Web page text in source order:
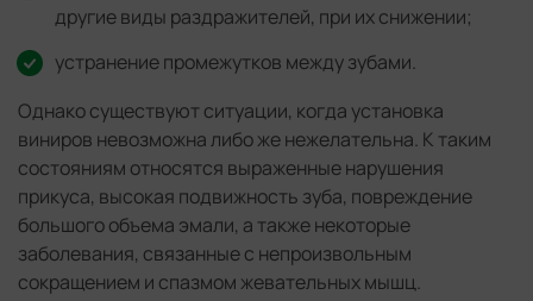
другие виды раздражителей, при их снижении;
устранение промежутков между зубами.
Однако существуют ситуации, когда установка
виниров невозможна либо же нежелательна. К таким
состояниям относятся выраженные нарушения
прикуса, высокая подвижность зуба, повреждение
большого объема эмали, а также некоторые
заболевания, связанные с непроизвольным
сокращением и спазмом жевательных мышц.